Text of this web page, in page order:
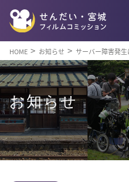
HOME お知らせ サーバー障害発
お知らせ